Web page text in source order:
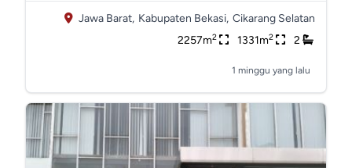
Jawa Barat, Kabupaten Bekasi, Cikarang Selatan
2257m2 1331m2 2
1 minggu yang lalu